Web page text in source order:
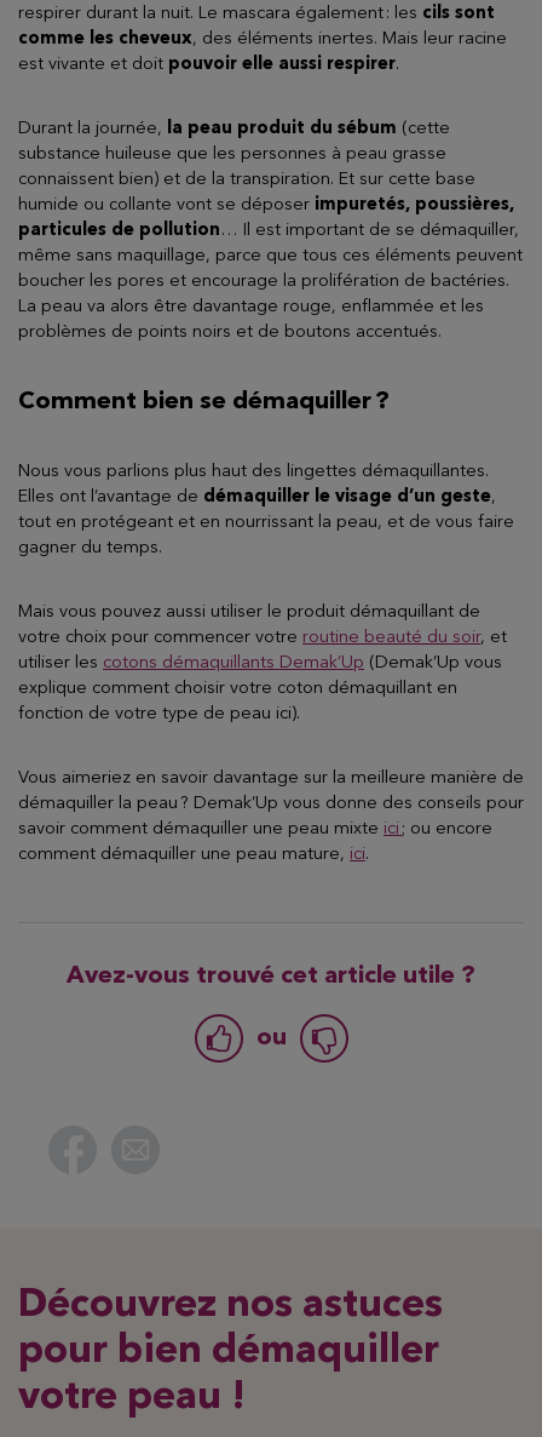
respirer durant la nuit. Le mascara également : les cils sont
comme les cheveux, des éléments inertes. Mais leur racine
est vivante et doit pouvoir elle aussi respirer.
Durant la journée, la peau produit du sébum (cette
substance huileuse que les personnes à peau grasse
connaissent bien) et de la transpiration. Et sur cette base
humide ou collante vont se déposer impuretés, poussières,
particules de pollution … Il est important de se démaquiller,
même sans maquillage, parce que tous ces éléments peuvent
boucher les pores et encourage la prolifération de bactéries.
La peau va alors être davantage rouge, enflammée et les
problèmes de points noirs et de boutons accentués.
Comment bien se démaquiller ?
Nous vous parlions plus haut des lingettes démaquillantes.
Elles ont l’avantage de démaquiller le visage d’un geste,
tout en protégeant et en nourrissant la peau, et de vous faire
gagner du temps.
Mais vous pouvez aussi utiliser le produit démaquillant de
votre choix pour commencer votre routine beauté du soir, et
utiliser les cotons démaquillants Demak’Up ( Demak’Up vous
explique comment choisir votre coton démaquillant en
fonction de votre type de peau ici).
Vous aimeriez en savoir davantage sur la meilleure manière de
démaquiller la peau ? Demak’Up vous donne des conseils pour
savoir comment démaquiller une peau mixte ici ; ou encore
comment démaquiller une peau mature, ici.
Avez-vous trouvé cet article utile ?
ou
Découvrez nos astuces
pour bien démaquiller
votre peau !